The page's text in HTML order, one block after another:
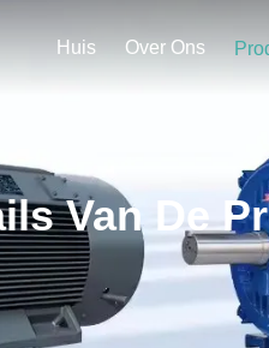
Huis Over Ons
Van De